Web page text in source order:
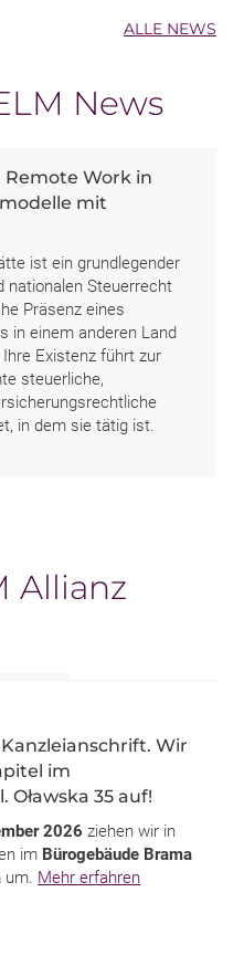
News
ALLE NEWS
Work in
mit
ist ein grundlegender
nationalen Steuerrecht
Präsenz eines
in einem anderen Land
Existenz führt zur
steuerliche,
in dem sie tätig ist.
Allianz
Wir
im
35 auf!
2026 ziehen wir in
im Bürogebäude Brama
um. Mehr erfahren